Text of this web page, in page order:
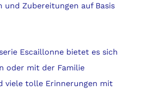
und Zubereitungen auf Basis
Escaillonne bietet es sich
oder mit der Familie
viele tolle Erinnerungen mit